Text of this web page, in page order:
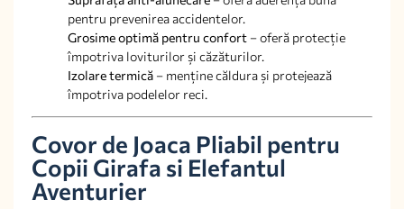
pentru prevenirea accidentelor.
Grosime optimă pentru confort – oferă protecție
împotriva loviturilor și căzăturilor.
Izolare termică – menține căldura și protejează
împotriva podelelor reci.
Covor de Joaca Pliabil pentru
Copii Girafa si Elefantul
Aventurier